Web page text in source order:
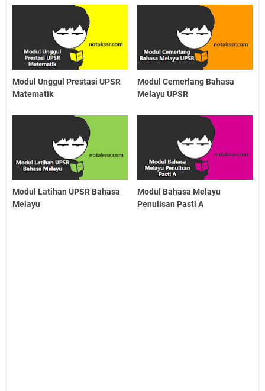
Modul Unggul Prestasi UPSR
Matematik
Modul Cemerlang Bahasa
Melayu UPSR
Modul Latihan UPSR Bahasa
Melayu
Modul Bahasa Melayu
Penulisan Pasti A